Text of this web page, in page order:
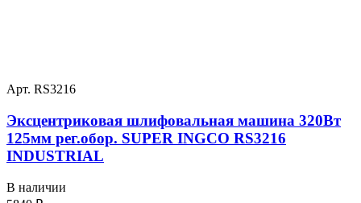
Арт. RS3216
Эксцентриковая шлифовальная машина 320Вт
125мм рег.обор. SUPER INGCO RS3216
INDUSTRIAL
В наличии